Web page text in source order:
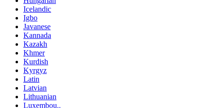
Icelandic
Igbo
Javanese
Kannada
Kazakh
Khmer
Kurdish
Kyrgyz
Latin
Latvian
Lithuanian
Luxembou..